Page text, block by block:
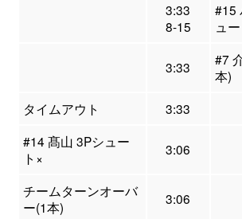
3:33
8-15
#15
ュ
3:33
#7
本)
タイムアウト
3:33
#14 髙山 3Pシュー
ト×
3:06
チームターンオーバ
ー(1本)
3:06